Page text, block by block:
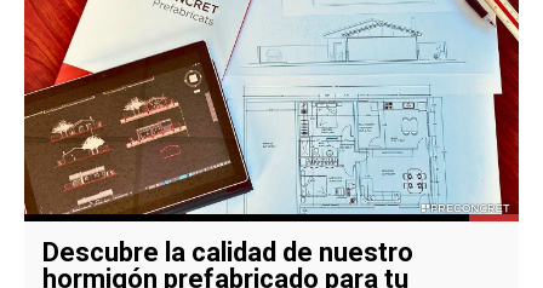
Descubre la calidad de nuestro
hormigón prefabricado para tu